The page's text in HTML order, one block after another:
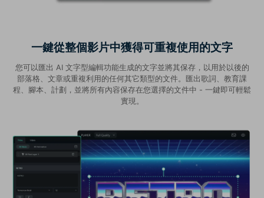
一鍵從整個影片中獲得可重複使用的文字
您可以匯出 AI 文字型編輯功能生成的文字並將其保存，以用於以後的
部落格、文章或重複利用的任何其它類型的文件。匯出歌詞、教育課
程、腳本、計劃，並將所有內容保存在您選擇的文件中 - 一鍵即可輕鬆
實現。